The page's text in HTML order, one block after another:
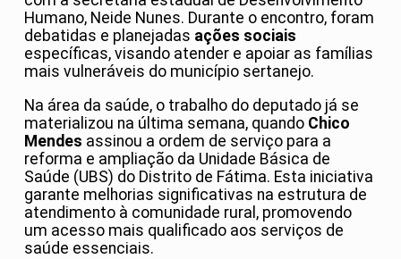
Humano, Neide Nunes. Durante o encontro, foram
debatidas e planejadas ações sociais
específicas, visando atender e apoiar as famílias
mais vulneráveis do município sertanejo.
Na área da saúde, o trabalho do deputado já se
materializou na última semana, quando Chico
Mendes assinou a ordem de serviço para a
reforma e ampliação da Unidade Básica de
Saúde (UBS) do Distrito de Fátima. Esta iniciativa
garante melhorias significativas na estrutura de
atendimento à comunidade rural, promovendo
um acesso mais qualificado aos serviços de
saúde essenciais.